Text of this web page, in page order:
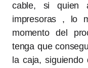
cable, si quien
impresoras , lo
momento del
tenga que
la caja,